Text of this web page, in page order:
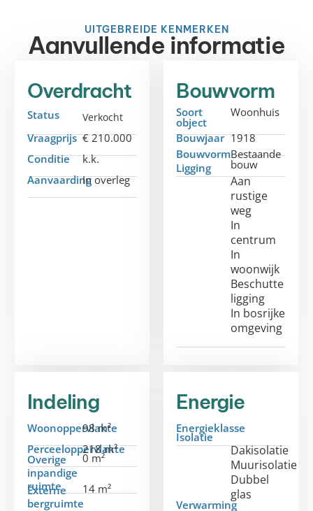
UITGEBREIDE KENMERKEN
Aanvullende informatie
Overdracht
Status Verkocht
Vraagprijs € 210.000
Conditie
k.k.
AanvaardingIn overleg
Bouwvorm
Soort
object
Woonhuis
Bouwjaar 1918
BouwvormBestaande
bouw
Ligging
Aan
rustige
weg
In
centrum
In
woonwijk
Beschutte
ligging
In bosrijke
omgeving
Indeling
Woonoppervlakte
98 m²
Perceeloppervlakte
218 m²
Overige
inpandige
ruimte
0 m²
Externe
bergruimte
14 m²
Energie
Energieklasse
Isolatie
Dakisolatie
Muurisolatie
Dubbel
glas
Verwarming